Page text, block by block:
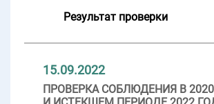
Результат проверки
15.09.2022
ПРОВЕРКА СОБЛЮДЕНИЯ В